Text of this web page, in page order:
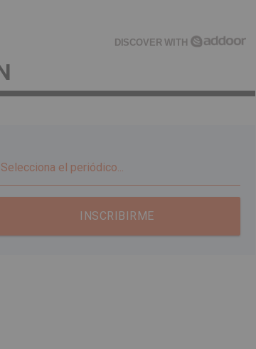
DISCOVER WITH
INSCRIBIRME